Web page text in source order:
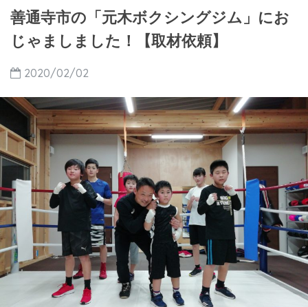
善通寺市の「元木ボクシングジム」にお
じゃましました！【取材依頼】
2020/02/02